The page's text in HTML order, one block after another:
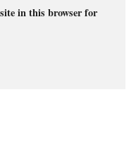
in this browser for